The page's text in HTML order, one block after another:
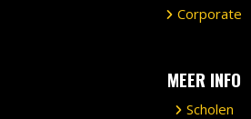
Corporate
MEER INFO
Scholen